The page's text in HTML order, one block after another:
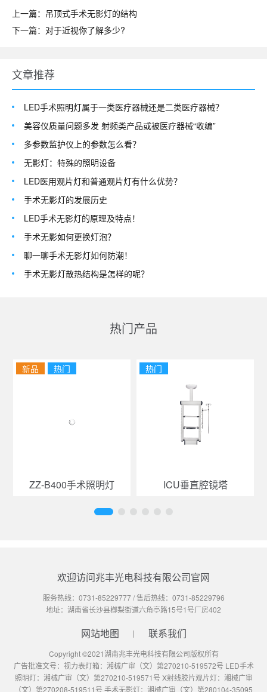
上一篇：吊顶式手术无影灯的结构
下一篇：对于近视你了解多少?
文章推荐
LED手术照明灯属于一类医疗器械还是二类医疗器械？
美容仪质量问题多发 射频类产品或被医疗器械“收编”
多参数监护仪上的参数怎么看？
无影灯：特殊的照明设备
LED医用观片灯和普通观片灯有什么优势？
手术无影灯的发展历史
LED手术无影灯的原理及特点！
手术无影如何更换灯泡？
聊一聊手术无影灯如何防潮！
手术无影灯散热结构是怎样的呢？
热门产品
新品 热门
ZZ-B400手术照明灯
热门
ICU垂直腔镜塔
欢迎访问兆丰光电科技有限公司官网
服务热线： 0731-85229777/ 售后热线： 0731-85229796
地址：湖南省长沙县榔梨街道六角亭路15号1号厂房402
网站地图 联系我们
Copyright ©2021湖南兆丰光电科技有限公司版权所有
广告批准文号：视力表灯箱：湘械广审（文）第270210-519572号 LED手术
照明灯：湘械广审（文）第270210-519571号 X射线胶片观片灯：湘械广审
（文）第270208-519511号 手术无影灯：湘械广审（文）第280104-35095